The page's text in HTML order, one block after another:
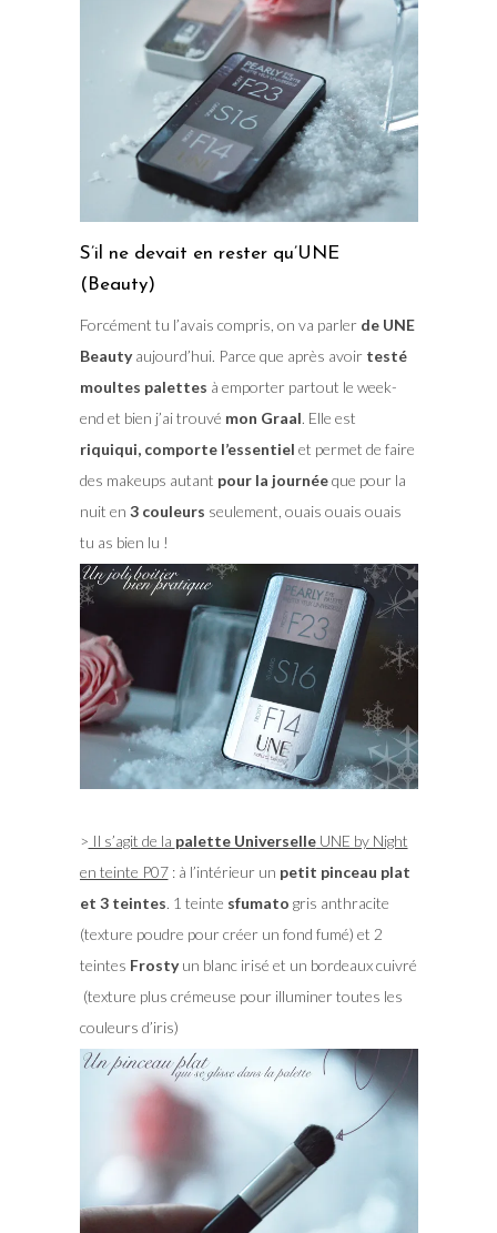
S’il ne devait en rester qu’UNE
(Beauty)
Forcément tu l’avais compris, on va parler de UNE
Beautyaujourd’hui. Parce que après avoir testé
moultes palettes à emporter partout le week-
end et bien j’ai trouvé mon Graal. Elle est
riquiqui, comporte l’essentiel et permet de faire
des makeups autant pour la journéeque pour la
nuit en 3 couleurs seulement, ouais ouais ouais
tu as bien lu !
> Il s’agit de la palette UniverselleUNE by Night
en teinte P07: à l’intérieur un petit pinceau plat
et 3 teintes. 1 teinte sfumato gris anthracite
(texture poudre pour créer un fond fumé) et 2
teintes Frostyun blanc irisé et un bordeaux cuivré
(texture plus crémeuse pour illuminer toutes les
couleurs d’iris)